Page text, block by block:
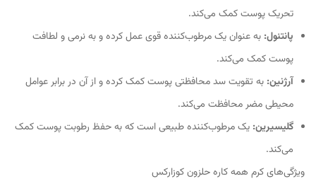
تحریک پوست کمک می‌کند.
پانتنول: به عنوان یک مرطوب‌کننده قوی عمل کرده و به نرمی و لطافت
پوست کمک می‌کند.
آرژنین: به تقویت سد محافظتی پوست کمک کرده و از آن در برابر عوامل
محیطی مضر محافظت می‌کند.
گلیسیرین: یک مرطوب‌کننده طبیعی است که به حفظ رطوبت پوست کمک
می‌کند.
ویژگی‌های کرم همه کاره حلزون کوزارکس